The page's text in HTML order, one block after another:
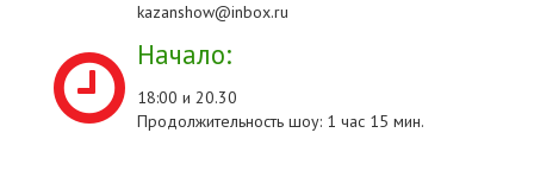
kazanshow@inbox.ru
Начало:
18:00 и 20.30
Продолжительность шоу: 1 час 15 мин.